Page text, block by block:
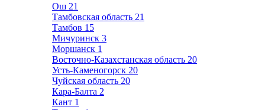
Ош 21
Тамбовская область 21
Тамбов 15
Мичуринск 3
Моршанск 1
Восточно-Казахстанская область 20
Усть-Каменогорск 20
Чуйская область 20
Кара-Балта 2
Кант 1